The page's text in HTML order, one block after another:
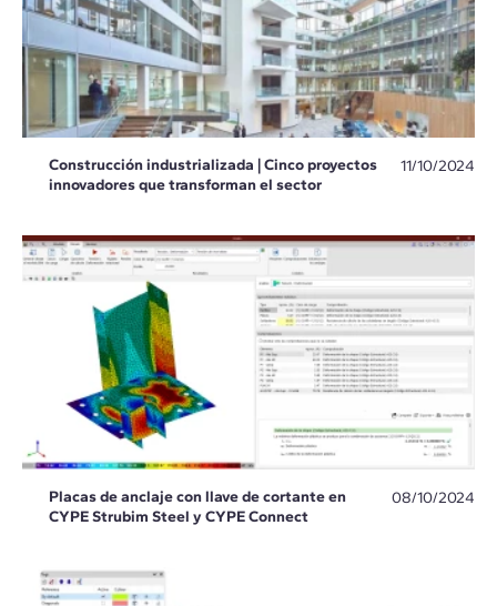
Construcción industrializada | Cinco proyectos
innovadores que transforman el sector
11/10/2024
Placas de anclaje con llave de cortante en
CYPE Strubim Steel y CYPE Connect
08/10/2024